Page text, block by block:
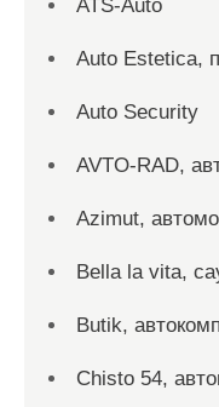
ATS-Auto
Auto Estetica,
Auto Security
AVTO-RAD,
Azimut,
Bella la vita,
Butik,
Chisto 54,